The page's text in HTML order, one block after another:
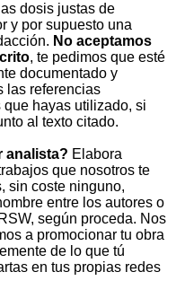
dosis justas de
y por supuesto una
No aceptamos
, te pedimos que esté
documentado y
las referencias
que hayas utilizado, si
al texto citado.
analista? Elabora
que nosotros te
sin coste ninguno,
entre los autores o
según proceda. Nos
a promocionar tu obra
de lo que tú
en tus propias redes